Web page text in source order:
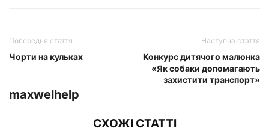
Попередня стаття
Чорти на кульках
Наступна стаття
Конкурс дитячого малюнка
«Як собаки допомагають
захистити транспорт»
maxwelhelp
СХОЖІ СТАТТІ